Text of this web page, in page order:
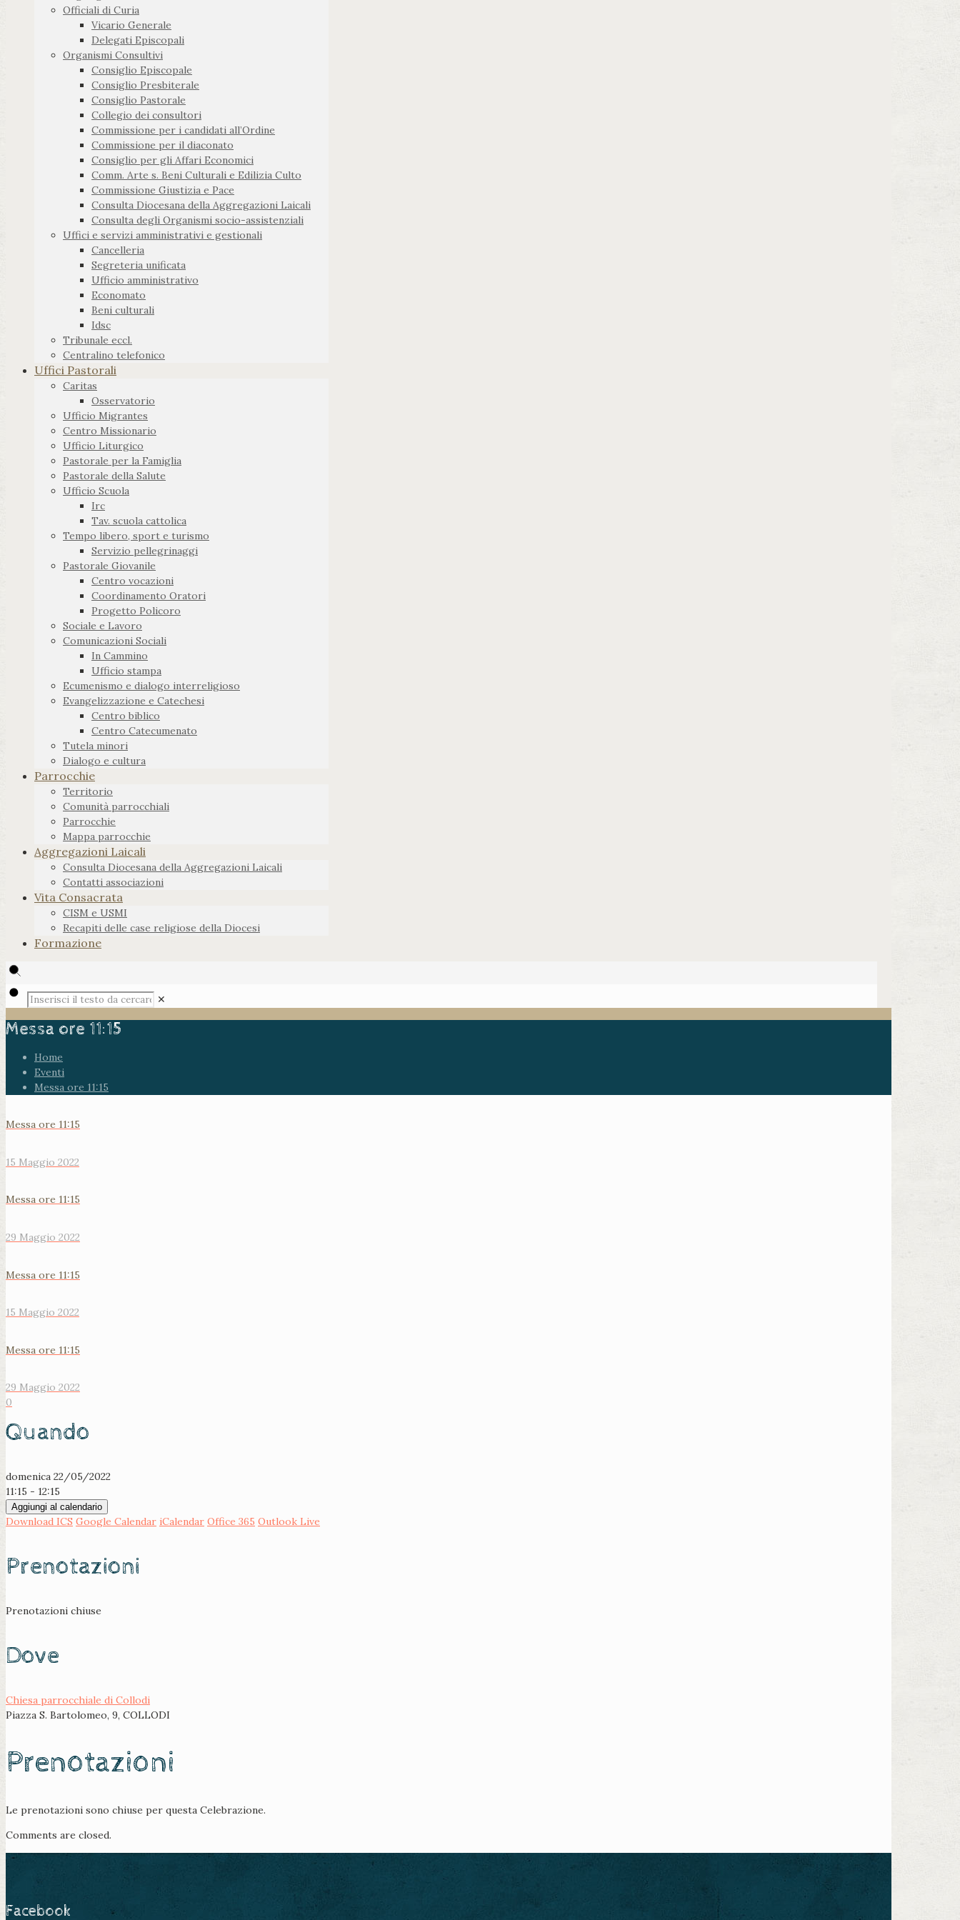
Officiali di Curia
Vicario Generale
Delegati Episcopali
Organismi Consultivi
Consiglio Episcopale
Consiglio Presbiterale
Consiglio Pastorale
Collegio dei consultori
Commissione per i candidati all’Ordine
Commissione per il diaconato
Consiglio per gli Affari Economici
Comm. Arte s. Beni Culturali e Edilizia Culto
Commissione Giustizia e Pace
Consulta Diocesana della Aggregazioni Laicali
Consulta degli Organismi socio-assistenziali
Uffici e servizi amministrativi e gestionali
Cancelleria
Segreteria unificata
Ufficio amministrativo
Economato
Beni culturali
Idsc
Tribunale eccl.
Centralino telefonico
Uffici Pastorali
Caritas
Osservatorio
Ufficio Migrantes
Centro Missionario
Ufficio Liturgico
Pastorale per la Famiglia
Pastorale della Salute
Ufficio Scuola
Irc
Tav. scuola cattolica
Tempo libero, sport e turismo
Servizio pellegrinaggi
Pastorale Giovanile
Centro vocazioni
Coordinamento Oratori
Progetto Policoro
Sociale e Lavoro
Comunicazioni Sociali
In Cammino
Ufficio stampa
Ecumenismo e dialogo interreligioso
Evangelizzazione e Catechesi
Centro biblico
Centro Catecumenato
Tutela minori
Dialogo e cultura
Parrocchie
Territorio
Comunità parrocchiali
Parrocchie
Mappa parrocchie
Aggregazioni Laicali
Consulta Diocesana della Aggregazioni Laicali
Contatti associazioni
Vita Consacrata
CISM e USMI
Recapiti delle case religiose della Diocesi
Formazione
✕
Messa ore 11:15
Home
Eventi
Messa ore 11:15
Messa ore 11:15
15 Maggio 2022
Messa ore 11:15
29 Maggio 2022
Messa ore 11:15
15 Maggio 2022
Messa ore 11:15
29 Maggio 2022
0
Quando
domenica 22/05/2022
11:15 - 12:15
Aggiungi al calendario
Download ICS Google Calendar iCalendar Office 365 Outlook Live
Prenotazioni
Prenotazioni chiuse
Dove
Chiesa parrocchiale di Collodi
Piazza S. Bartolomeo, 9, COLLODI
Prenotazioni
Le prenotazioni sono chiuse per questa Celebrazione.
Comments are closed.
Facebook